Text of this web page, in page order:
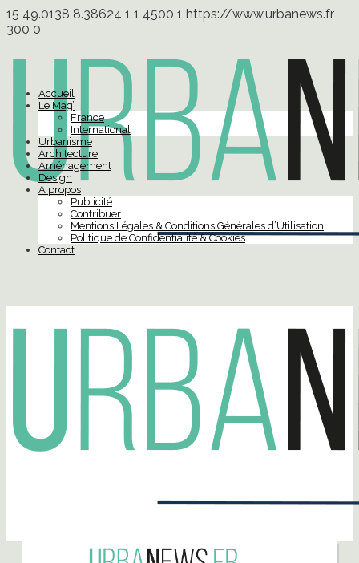
15 49.0138 8.38624 1 1 4500 1 https://www.urbanews.fr
300 0
Accueil
Le Mag’
France
International
Urbanisme
Architecture
Aménagement
Design
À propos
Publicité
Contribuer
Mentions Légales & Conditions Générales d’Utilisation
Politique de Confidentialité & Cookies
Contact